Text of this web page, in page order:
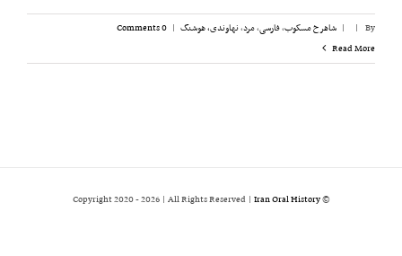
By
|
| شاهرخ مسکوب,فارسی,مرد,نهاوندی، هوشنگ |
0 Comments
Read More
© Copyright 2020 -
2026 | All Rights Reserved | Iran Oral History